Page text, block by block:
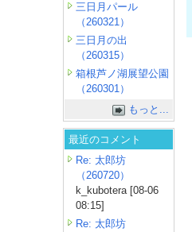
三日月パール
（260321）
三日月の出
（260315）
箱根芦ノ湖展望公園
（260301）
もっと...
最近のコメント
Re: 太郎坊
（260720）
k_kubotera [08-06
08:15]
Re: 太郎坊